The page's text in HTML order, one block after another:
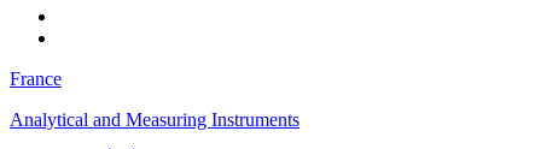
France
Analytical and Measuring Instruments